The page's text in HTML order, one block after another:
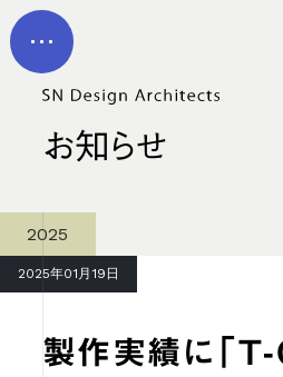
メイン コンテンツにスキップ
MEN
お知らせ
2025
2025年01月19日
製作実績に「T-